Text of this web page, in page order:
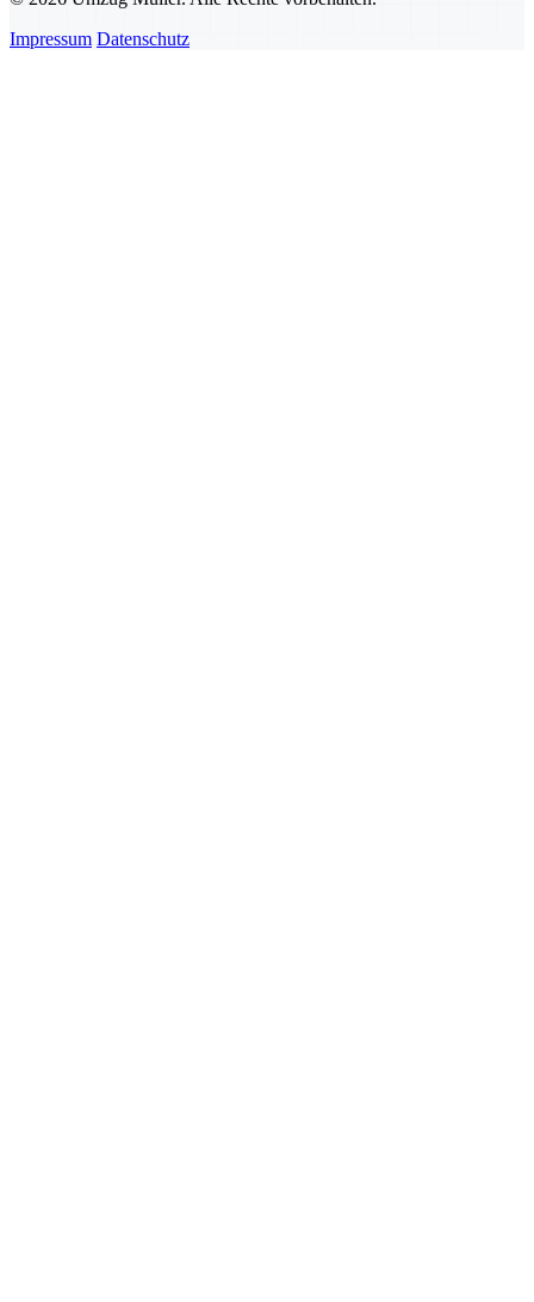
Impressum Datenschutz